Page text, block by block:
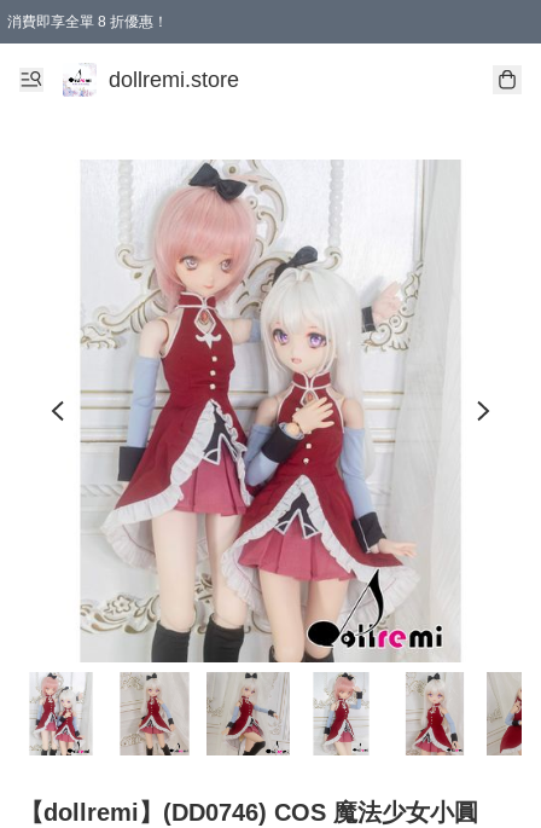
消費即享全單 8 折優惠！
購物滿 HKD 1500.00即享免運費優惠！（適用於 本地送貨、本地取貨、國際送貨 )
dollremi.store
【dollremi】(DD0746) COS 魔法少女小圓